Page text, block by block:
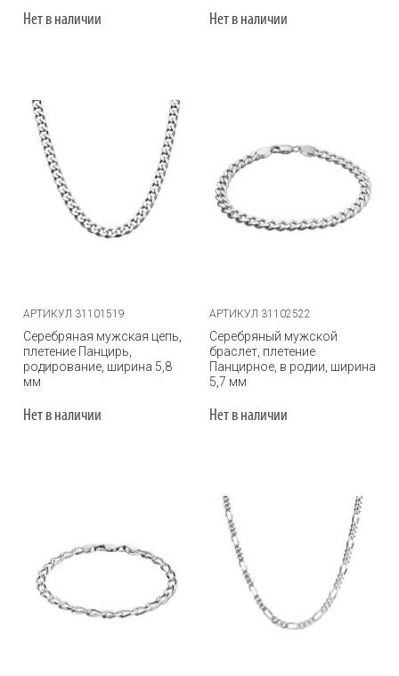
Нет в наличии Нет в наличии
АРТИКУЛ 31101519
Серебряная мужская цепь,
плетение Панцирь,
родирование, ширина 5,8
мм
Нет в наличии
АРТИКУЛ 31102522
Серебряный мужской
браслет, плетение
Панцирное, в родии, ширина
5,7 мм
Нет в наличии